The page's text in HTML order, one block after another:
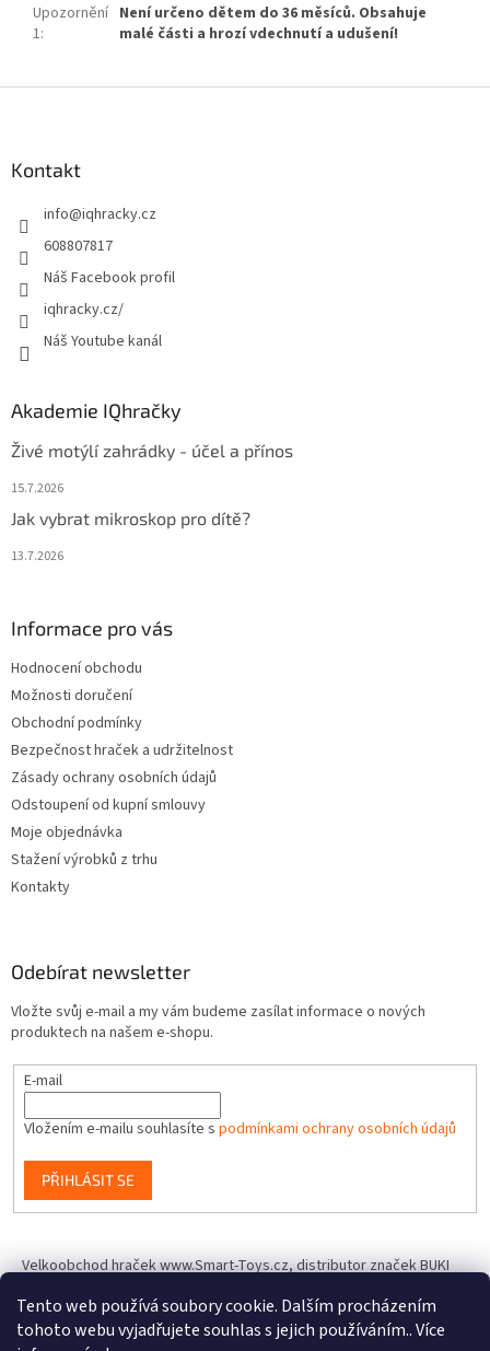
Tento web používá soubory cookie. Dalším procházením
tohoto webu vyjadřujete souhlas s jejich používáním.. Více
Upozornění
1:
Není určeno dětem do 36 měsíců. Obsahuje
malé části a hrozí vdechnutí a udušení!
Kontakt
info@iqhracky.cz
608807817
Náš Facebook profil
iqhracky.cz/
Náš Youtube kanál
Akademie IQhračky
Živé motýlí zahrádky - účel a přínos
15.7.2026
Jak vybrat mikroskop pro dítě?
13.7.2026
Informace pro vás
Hodnocení obchodu
Možnosti doručení
Obchodní podmínky
Bezpečnost hraček a udržitelnost
Zásady ochrany osobních údajů
Odstoupení od kupní smlouvy
Moje objednávka
Stažení výrobků z trhu
Kontakty
Odebírat newsletter
Vložte svůj e-mail a my vám budeme zasílat informace o nových
produktech na našem e-shopu.
E-mail
Vložením e-mailu souhlasíte s podmínkami ochrany osobních údajů
PŘIHLÁSIT SE
Velkoobchod hraček www.Smart-Toys.cz, distributor značek BUKI